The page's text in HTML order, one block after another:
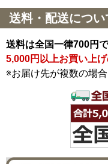
送料・配送につい
送料は全国一律700円
5,000円以上お買い上
※お届け先が複数の場